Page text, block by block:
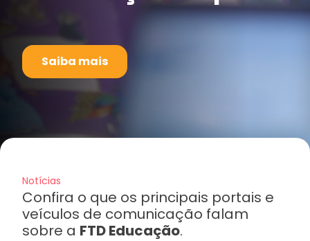
Saiba mais
Notícias
Confira o que os principais portais e
veículos de comunicação falam
sobre a FTD Educação.